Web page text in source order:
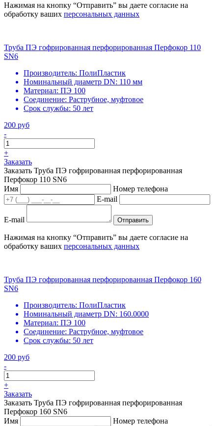
Нажимая на кнопку “Отправить” вы даете согласие на
обработку ваших персональных данных
Труба ПЭ гофрированная перфорированная Перфокор 110
SN6
Производитель: ПолиПластик
Номинальный диаметр DN: 110 мм
Материал: ПЭ 100
Соединение: Раструбное, муфтовое
Срок службы: 50 лет
200 руб
-
+
Заказать
Заказать Труба ПЭ гофрированная перфорированная
Перфокор 110 SN6
Имя
Номер телефона
E-mail
E-mail Отправить
Нажимая на кнопку “Отправить” вы даете согласие на
обработку ваших персональных данных
Труба ПЭ гофрированная перфорированная Перфокор 160
SN6
Производитель: ПолиПластик
Номинальный диаметр DN: 160.0000
Материал: ПЭ 100
Соединение: Раструбное, муфтовое
Срок службы: 50 лет
200 руб
-
+
Заказать
Заказать Труба ПЭ гофрированная перфорированная
Перфокор 160 SN6
Имя
Номер телефона